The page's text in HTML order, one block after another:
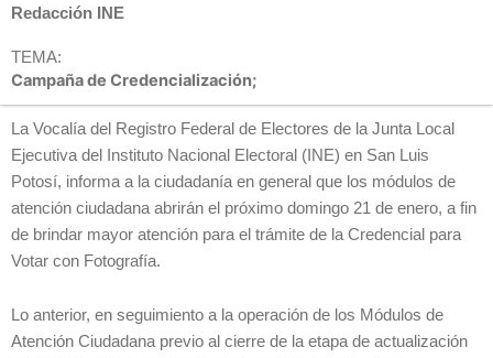
Redacción INE
TEMA:
Campaña de Credencialización;
La Vocalía del Registro Federal de Electores de la Junta Local
Ejecutiva del Instituto Nacional Electoral (INE) en San Luis
Potosí, informa a la ciudadanía en general que los módulos de
atención ciudadana abrirán el próximo domingo 21 de enero, a fin
de brindar mayor atención para el trámite de la Credencial para
Votar con Fotografía.
Lo anterior, en seguimiento a la operación de los Módulos de
Atención Ciudadana previo al cierre de la etapa de actualización